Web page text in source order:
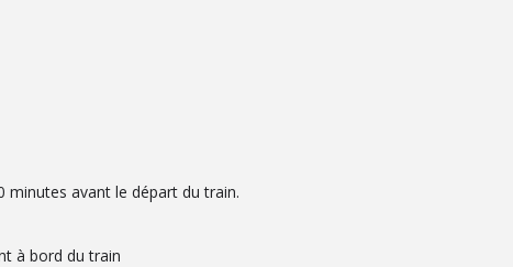
minutes avant le départ du train.
à bord du train